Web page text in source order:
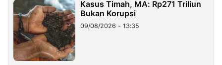
Kasus Timah, MA: Rp271 Triliun
Bukan Korupsi
09/08/2026 - 13:35